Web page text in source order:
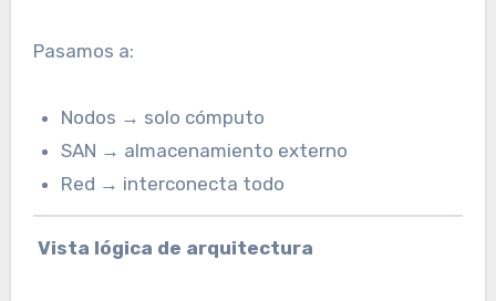
Pasamos a:
Nodos → solo cómputo
SAN → almacenamiento externo
Red → interconecta todo
Vista lógica de arquitectura